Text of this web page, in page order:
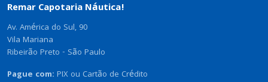
Remar Capotaria Náutica!
Av. América do Sul, 90
Vila Mariana
Ribeirão Preto - São Paulo
Pague com: PIX ou Cartão de Crédito